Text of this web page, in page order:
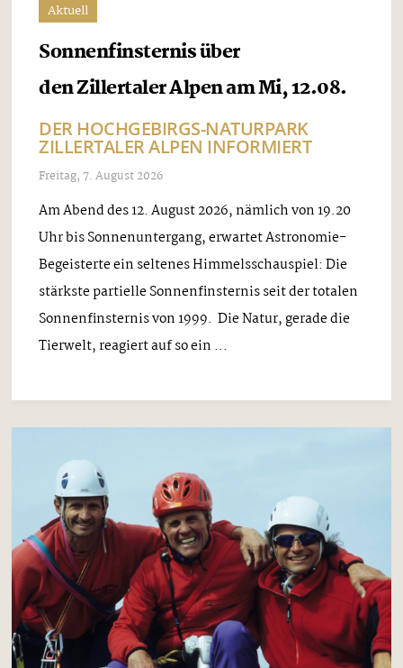
Aktuell
Sonnenfinsternis über
den Zillertaler Alpen am Mi, 12.08.
DER HOCHGEBIRGS-NATURPARK
ZILLERTALER ALPEN INFORMIERT
Freitag, 7. August 2026
Am Abend des 12. August 2026, nämlich von 19.20
Uhr bis Sonnenuntergang, erwartet Astronomie-
Begeisterte ein seltenes Himmelsschauspiel: Die
stärkste partielle Sonnenfinsternis seit der totalen
Sonnenfinsternis von 1999. Die Natur, gerade die
Tierwelt, reagiert auf so ein ...